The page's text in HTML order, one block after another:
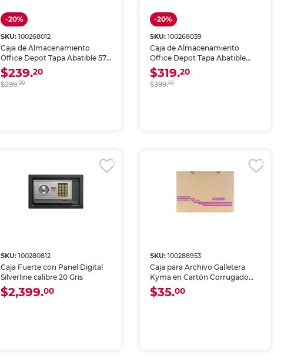
-20%
SKU:100268012
Caja de Almacenamiento
Office Depot Tapa Abatible 57L
Negra
$239.20
$299.00
-20%
SKU: 100268039
Caja de Almacenamiento
Office Depot Tapa Abatible
80L Negra
$319.20
$399.00
SKU:100280812
Caja Fuerte con Panel Digital
Silverline calibre 20 Gris
$2,399.00
SKU: 100288953
Caja para Archivo Galletera
Kyma en Cartón Corrugado
Kraft Café
$35.00